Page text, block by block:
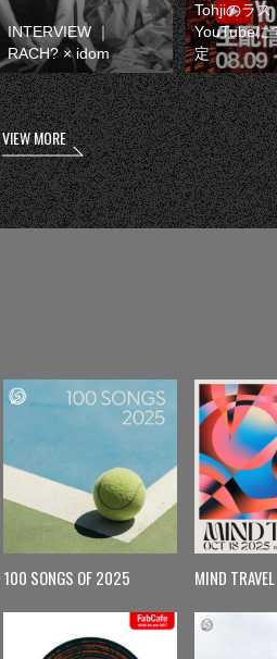
INTERVIEW ｜
RACH? × idom
Tohjiのラス
YouTubeに
定
VIEW MORE
100 SONGS OF 2025 MIND TRAVEL